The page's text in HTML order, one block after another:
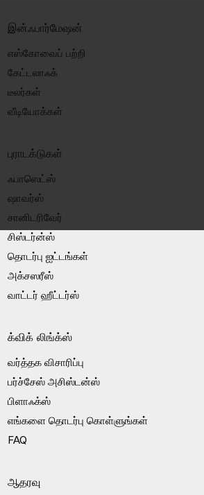
இன்ஃபார்மேஷன்
எஸ்கோவைப் பற்றி
கேட்டலாஃக்
டீலர்கள்
வீடியோக்கள்
புராடக்டுகள்
ஃபாஸெட்ஸ்
ஷாவர்ஸ்
சானிடரிவேர்
சிஸ்டர்ன்ஸ்
தொடர்பு ஐட்டங்கள்
அக்சஸரீஸ்
வாட்டர் ஹீட்டர்ஸ்
க்விக் லிங்க்ஸ்
வர்த்தக விசாரிப்பு
பர்ச்சேஸ் அசிஸ்டன்ஸ்
பிளாஃக்ஸ்
எங்களை தொடர்பு கொள்ளுங்கள்
FAQ
ஆதரவு